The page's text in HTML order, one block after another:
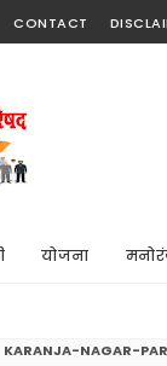
CONTACT
योजना
KARANJA-NAGAR-